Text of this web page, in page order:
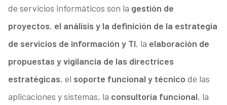
de servicios informáticos son la gestión de
proyectos, el análisis y la definición de la estrategia
de servicios de información y TI, la elaboración de
propuestas y vigilancia de las directrices
estratégicas, el soporte funcional y técnico de las
aplicaciones y sistemas, la consultoría funcional, la